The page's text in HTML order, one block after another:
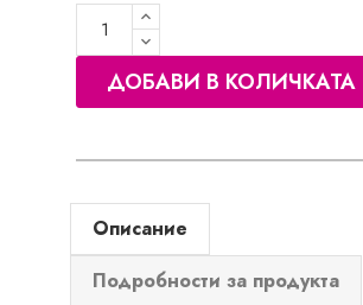
ДОБАВИ В КОЛИЧКАТА
Описание
Подробности за продукта